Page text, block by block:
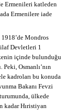
Ermenileri katleden
Ermenilere iade
Mondros
Devletleri 1
içinde bulunduğu
Osmanlı’nın
kadroları bu konuda
Bakanı Fevzi
ülkede
kadar Hıristiyan